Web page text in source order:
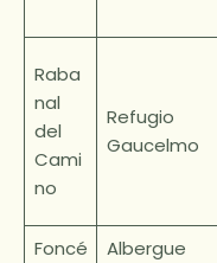
Raba
nal
del
Cami
no
Refugio
Gaucelmo
Foncé
Albergue